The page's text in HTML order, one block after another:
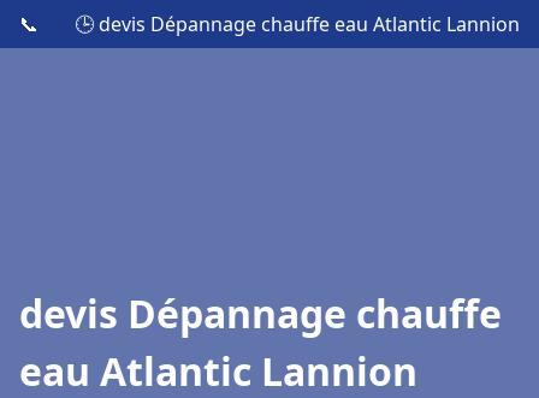
📞 🕒 devis Dépannage chauffe eau Atlantic Lannion
devis Dépannage chauffe
eau Atlantic Lannion